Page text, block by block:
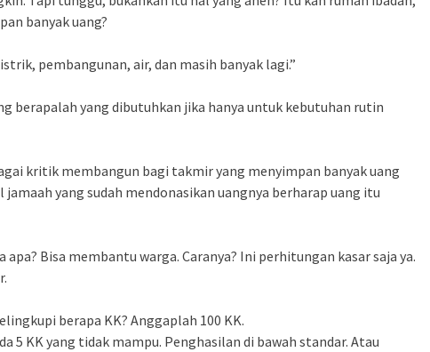
banyak uang?
pembangunan, air, dan masih banyak lagi.”
berapalah yang dibutuhkan jika hanya untuk kebutuhan rutin
kritik membangun bagi takmir yang menyimpan banyak uang
yang sudah mendonasikan uangnya berharap uang itu
Bisa membantu warga. Caranya? Ini perhitungan kasar saja ya.
berapa KK? Anggaplah 100 KK.
5 KK yang tidak mampu. Penghasilan di bawah standar. Atau